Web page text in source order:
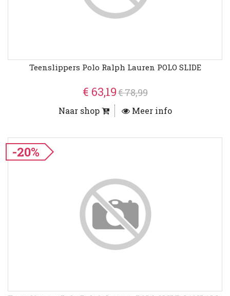
Teenslippers Polo Ralph Lauren POLO SLIDE
€ 63,19€ 78,99
Naar shop Meer info
-20%